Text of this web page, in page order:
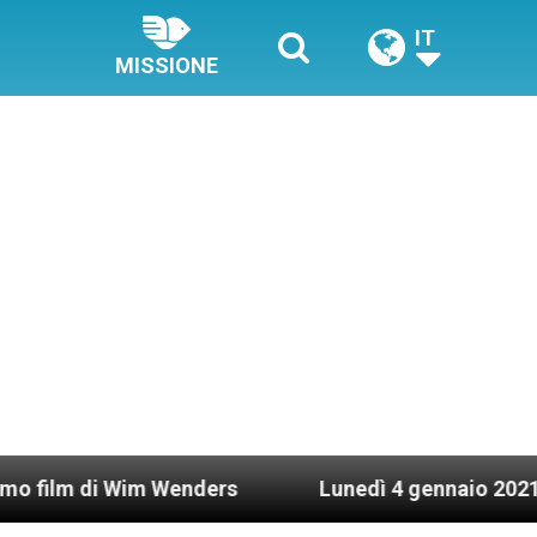
MISSIONE
IT
Wenders Lunedì 4 gennaio 2021: